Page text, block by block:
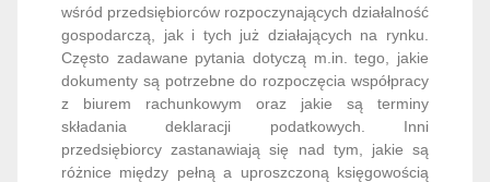
wśród przedsiębiorców rozpoczynających działalność
gospodarczą, jak i tych już działających na rynku.
Często zadawane pytania dotyczą m.in. tego, jakie
dokumenty są potrzebne do rozpoczęcia współpracy
z biurem rachunkowym oraz jakie są terminy
składania deklaracji podatkowych. Inni
przedsiębiorcy zastanawiają się nad tym, jakie są
różnice między pełną a uproszczoną księgowością